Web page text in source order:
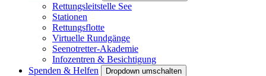
Rettungsleitstelle See
Stationen
Rettungsflotte
Virtuelle Rundgänge
Seenotretter-Akademie
Infozentren & Besichtigung
Spenden & Helfen
Dropdown umschalten